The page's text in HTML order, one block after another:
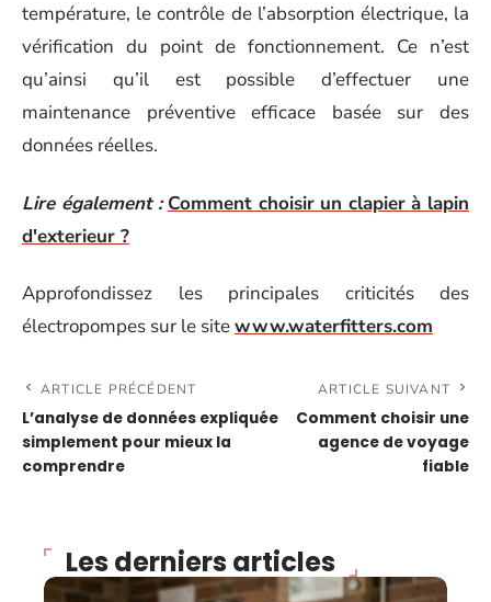
température, le contrôle de l’absorption électrique, la
vérification du point de fonctionnement. Ce n’est
qu’ainsi qu’il est possible d’effectuer une
maintenance préventive efficace basée sur des
données réelles.
Lire également : Comment choisir un clapier à lapin
d'exterieur ?
Approfondissez les principales criticités des
électropompes sur le sitewww.waterfitters.com
ARTICLE PRÉCÉDENT
L’analyse de données expliquée
simplement pour mieux la
comprendre
ARTICLE SUIVANT
Comment choisir une
agence de voyage
fiable
Les derniers articles